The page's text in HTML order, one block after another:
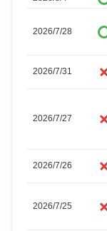
2026/7/28
2026/7/31
2026/7/27
2026/7/26
2026/7/25